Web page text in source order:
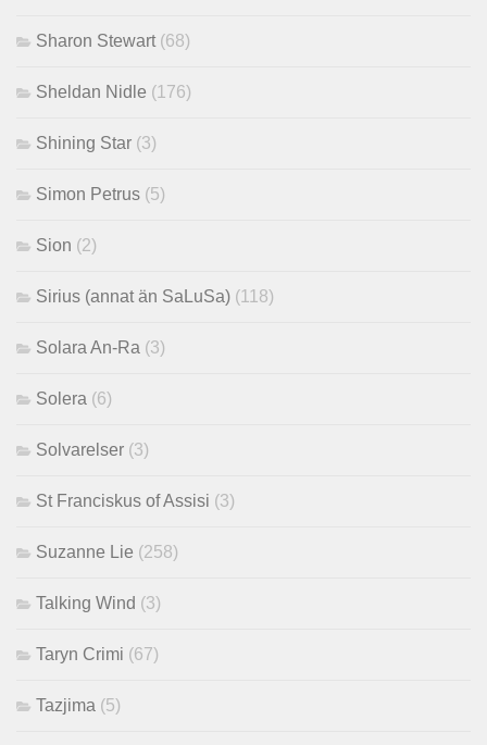
Sharon Stewart (68)
Sheldan Nidle (176)
Shining Star (3)
Simon Petrus (5)
Sion (2)
Sirius (annat än SaLuSa) (118)
Solara An-Ra (3)
Solera (6)
Solvarelser (3)
St Franciskus of Assisi (3)
Suzanne Lie (258)
Talking Wind (3)
Taryn Crimi (67)
Tazjima (5)